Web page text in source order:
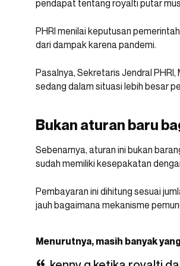
pendapat tentang royalti putar
PHRI menilai keputusan
dari dampak karena pandemi.
Pasalnya, Sekretaris Jendral
sedang dalam situasi lebih besar
Bukan aturan baru
Sebenarnya, aturan ini bukan
sudah memiliki kesepakatan
Pembayaran ini dihitung sesuai
jauh bagaimana mekanisme
Menurutnya, masih banyak